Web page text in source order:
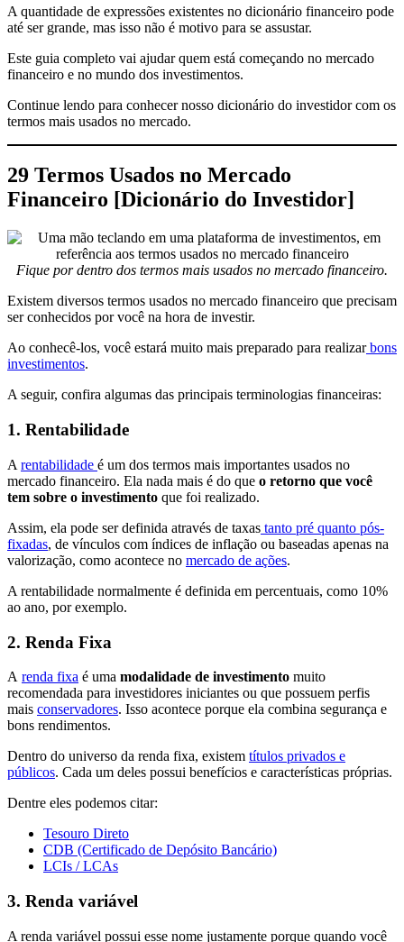
A quantidade de expressões existentes no dicionário financeiro pode
até ser grande, mas isso não é motivo para se assustar.
Este guia completo vai ajudar quem está começando no mercado
financeiro e no mundo dos investimentos.
Continue lendo para conhecer nosso dicionário do investidor com os
termos mais usados no mercado.
29 Termos Usados no Mercado
Financeiro [Dicionário do Investidor]
Fique por dentro dos termos mais usados no mercado financeiro.
Existem diversos termos usados no mercado financeiro que precisam
ser conhecidos por você na hora de investir.
Ao conhecê-los, você estará muito mais preparado para realizarbons
investimentos.
A seguir, confira algumas das principais terminologias financeiras:
1. Rentabilidade
A rentabilidade é um dos termos mais importantes usados no
mercado financeiro. Ela nada mais é do que o retorno que você
tem sobre o investimento que foi realizado.
Assim, ela pode ser definida através de taxas tanto pré quanto pós-
fixadas, de vínculos com índices de inflação ou baseadas apenas na
valorização, como acontece no mercado de ações.
A rentabilidade normalmente é definida em percentuais, como 10%
ao ano, por exemplo.
2. Renda Fixa
A renda fixa é uma modalidade de investimento muito
recomendada para investidores iniciantes ou que possuem perfis
mais conservadores. Isso acontece porque ela combina segurança e
bons rendimentos.
Dentro do universo da renda fixa, existem títulos privados e
públicos. Cada um deles possui benefícios e características próprias.
Dentre eles podemos citar:
Tesouro Direto
CDB (Certificado de Depósito Bancário)
LCIs / LCAs
3. Renda variável
A renda variável possui esse nome justamente porque quando você